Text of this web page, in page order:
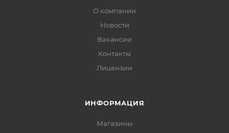
О компании
Новости
Вакансии
Контакты
Лицензии
ИНФОРМАЦИЯ
Магазины